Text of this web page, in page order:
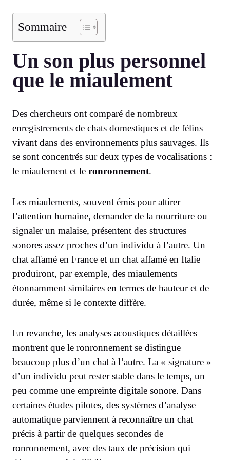
Sommaire
Un son plus personnel
que le miaulement
Des chercheurs ont comparé de nombreux
enregistrements de chats domestiques et de félins
vivant dans des environnements plus sauvages. Ils
se sont concentrés sur deux types de vocalisations :
le miaulement et le ronronnement.
Les miaulements, souvent émis pour attirer
l’attention humaine, demander de la nourriture ou
signaler un malaise, présentent des structures
sonores assez proches d’un individu à l’autre. Un
chat affamé en France et un chat affamé en Italie
produiront, par exemple, des miaulements
étonnamment similaires en termes de hauteur et de
durée, même si le contexte diffère.
En revanche, les analyses acoustiques détaillées
montrent que le ronronnement se distingue
beaucoup plus d’un chat à l’autre. La « signature »
d’un individu peut rester stable dans le temps, un
peu comme une empreinte digitale sonore. Dans
certaines études pilotes, des systèmes d’analyse
automatique parviennent à reconnaître un chat
précis à partir de quelques secondes de
ronronnement, avec des taux de précision qui